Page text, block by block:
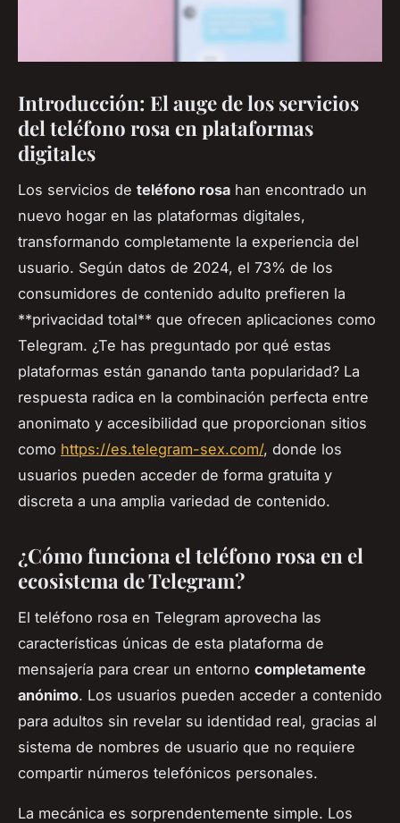
Introducción: El auge de los servicios
del teléfono rosa en plataformas
digitales
Los servicios de teléfono rosa han encontrado un
nuevo hogar en las plataformas digitales,
transformando completamente la experiencia del
usuario. Según datos de 2024, el 73% de los
consumidores de contenido adulto prefieren la
**privacidad total** que ofrecen aplicaciones como
Telegram. ¿Te has preguntado por qué estas
plataformas están ganando tanta popularidad? La
respuesta radica en la combinación perfecta entre
anonimato y accesibilidad que proporcionan sitios
como https://es.telegram-sex.com/, donde los
usuarios pueden acceder de forma gratuita y
discreta a una amplia variedad de contenido.
¿Cómo funciona el teléfono rosa en el
ecosistema de Telegram?
El teléfono rosa en Telegram aprovecha las
características únicas de esta plataforma de
mensajería para crear un entorno completamente
anónimo. Los usuarios pueden acceder a contenido
para adultos sin revelar su identidad real, gracias al
sistema de nombres de usuario que no requiere
compartir números telefónicos personales.
La mecánica es sorprendentemente simple. Los